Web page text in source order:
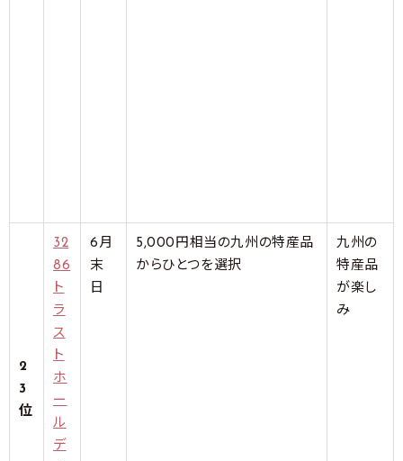
2
3
位
32
86
ト
ラ
ス
ト
ホ
ー
ル
デ
6月
末
日
5,000円相当の九州の特産品
からひとつを選択
九州の
特産品
が楽し
み